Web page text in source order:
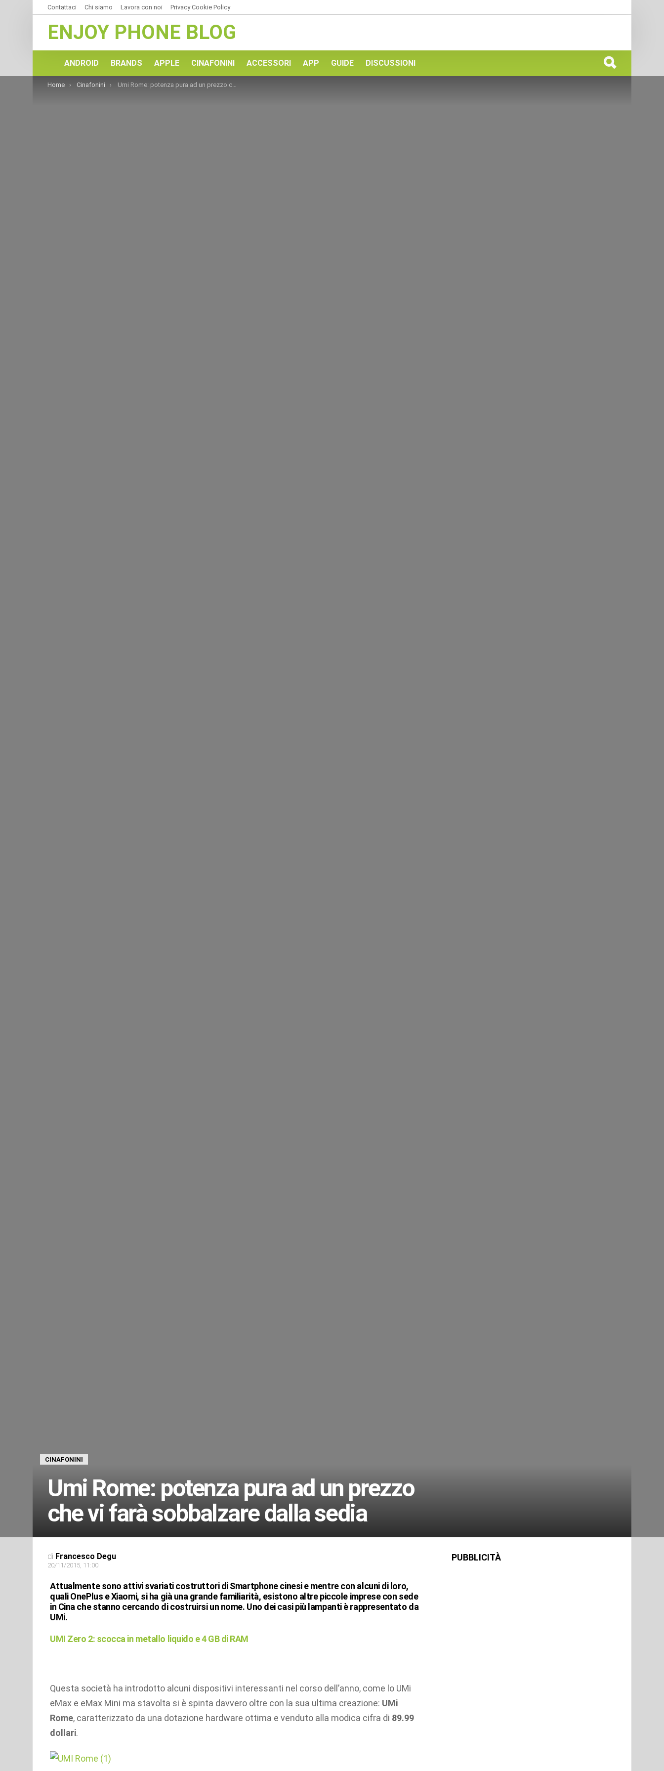
Contattaci Chi siamo Lavora con noi Privacy Cookie Policy
ENJOY PHONE BLOG
ANDROID BRANDS APPLE CINAFONINI ACCESSORI APP GUIDE DISCUSSIONI
You are here:
Home Cinafonini Umi Rome: potenza pura ad un prezzo che vi farà sobbalzare dalla sedia
CINAFONINI
Umi Rome: potenza pura ad un prezzo
che vi farà sobbalzare dalla sedia
di Francesco Degu
20/11/2015, 11:00
Attualmente sono attivi svariati costruttori di Smartphone cinesi e mentre con alcuni di loro,
quali OnePlus e Xiaomi, si ha già una grande familiarità, esistono altre piccole imprese con sede
in Cina che stanno cercando di costruirsi un nome. Uno dei casi più lampanti è rappresentato da
UMi.
UMI Zero 2: scocca in metallo liquido e 4 GB di RAM
Questa società ha introdotto alcuni dispositivi interessanti nel corso dell’anno, come lo UMi
eMax e eMax Mini ma stavolta si è spinta davvero oltre con la sua ultima creazione: UMi
Rome, caratterizzato da una dotazione hardware ottima e venduto alla modica cifra di 89.99
dollari.
PUBBLICITÀ